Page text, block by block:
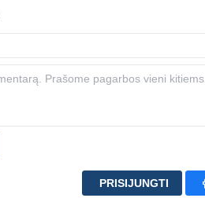
PRISIJUNGTI